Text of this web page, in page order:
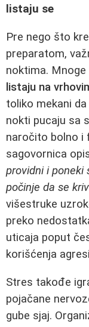
listaju se
Pre nego što
preparatom,
noktima.
listaju na
toliko mekani
nokti pucaju sa
naročito bolno i
sagovornica
providni i poneki
počinje da se
višestruke
preko
uticaja poput
korišćenja
Stres takođe
pojačane
gube sjaj.